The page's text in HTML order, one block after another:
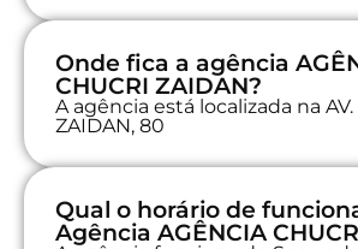
Onde fica a agência
CHUCRI ZAIDAN?
A agência está localizada na AV.
ZAIDAN, 80
Qual o horário de
Agência AGÊNCIA